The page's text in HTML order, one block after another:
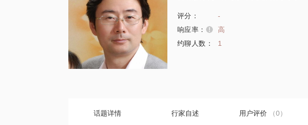
评分：
-
响应率：
高
约聊人数：
1
话题详情 行家自述 用户评价 （0）